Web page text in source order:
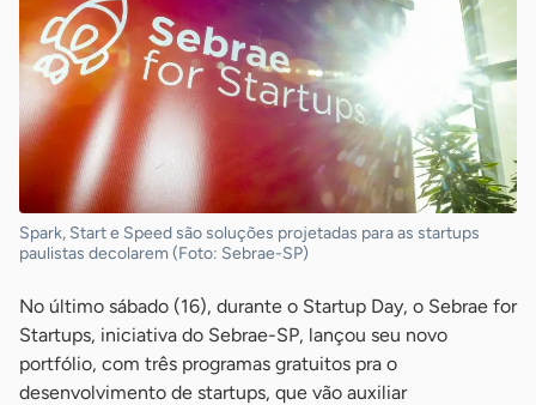
Spark, Start e Speed são soluções projetadas para as startups
paulistas decolarem (Foto: Sebrae-SP)
No último sábado (16), durante o Startup Day, o Sebrae for
Startups, iniciativa do Sebrae-SP, lançou seu novo
portfólio, com três programas gratuitos pra o
desenvolvimento de startups, que vão auxiliar